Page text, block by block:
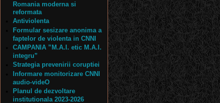
Romania moderna si
reformata
Antiviolenta
Formular sesizare anonima a
faptelor de violenta in CNNI
CAMPANIA ”M.A.I. etic M.A.I.
integru”
Strategia prevenirii coruptiei
Informare monitorizare CNNI
audio-videO
Planul de dezvoltare
institutionala 2023-2026